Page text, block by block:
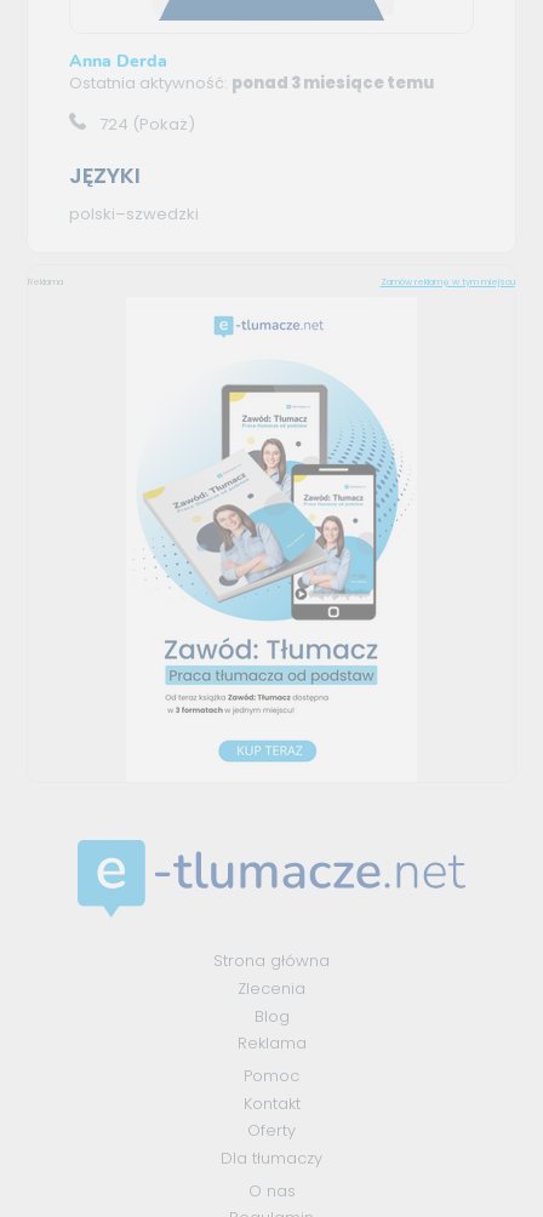
Anna Derda
Ostatnia aktywność: ponad 3 miesiące temu
724 (Pokaż)
JĘZYKI
polski–szwedzki
Reklama Zamów reklamę w tym miejscu
Strona główna
Zlecenia
Blog
Reklama
Pomoc
Kontakt
Oferty
Dla tłumaczy
O nas